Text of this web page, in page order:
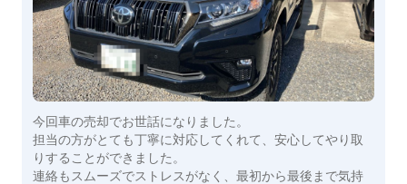
今回車の売却でお世話になりました。
担当の方がとても丁寧に対応してくれて、安心してやり取
りすることができました。
連絡もスムーズでストレスがなく、最初から最後まで気持